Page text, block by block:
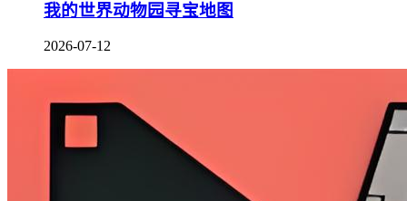
我的世界动物园寻宝地图
2026-07-12